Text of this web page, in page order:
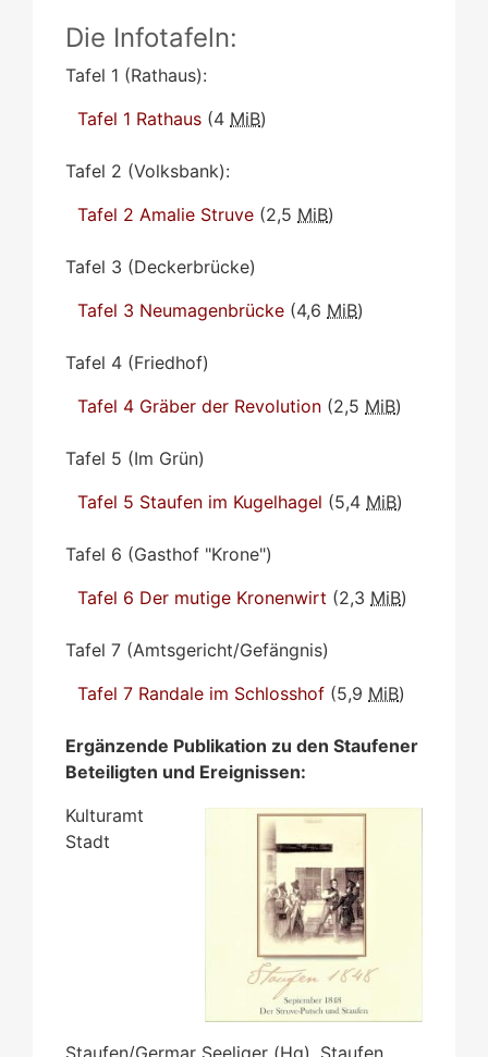
Die Infotafeln:
Tafel 1 (Rathaus):
Tafel 1 Rathaus (4 MiB)
Tafel 2 (Volksbank):
Tafel 2 Amalie Struve (2,5 MiB)
Tafel 3 (Deckerbrücke)
Tafel 3 Neumagenbrücke (4,6 MiB)
Tafel 4 (Friedhof)
Tafel 4 Gräber der Revolution (2,5 MiB)
Tafel 5 (Im Grün)
Tafel 5 Staufen im Kugelhagel (5,4 MiB)
Tafel 6 (Gasthof "Krone")
Tafel 6 Der mutige Kronenwirt (2,3 MiB)
Tafel 7 (Amtsgericht/Gefängnis)
Tafel 7 Randale im Schlosshof (5,9 MiB)
Ergänzende Publikation zu den Staufener
Beteiligten und Ereignissen:
Kulturamt
Stadt